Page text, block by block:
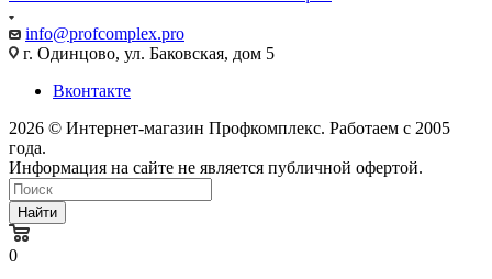
info@profcomplex.pro
г. Одинцово, ул. Баковская, дом 5
Вконтакте
2026 © Интернет-магазин Профкомплекс. Работаем с 2005
года.
Информация на сайте не является публичной офертой.
Найти
0